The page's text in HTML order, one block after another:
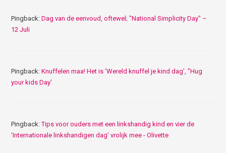
Pingback:Dag van de eenvoud, oftewel; "National Simplicity Day" –
12 Juli
Pingback:Knuffelen maa! Het is ‘Wereld knuffel je kind dag’, "Hug
your kids Day'
Pingback:Tips voor ouders met een linkshandig kind en vier de
‘Internationale linkshandigen dag’ vrolijk mee - Olivette